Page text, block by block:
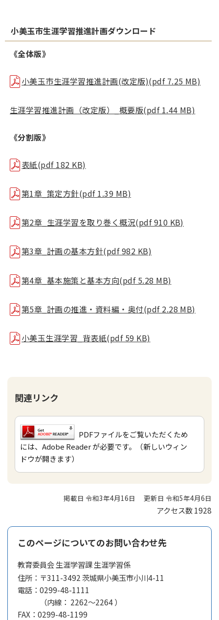
小美玉市生涯学習推進計画ダウンロード
《全体版》
小美玉市生涯学習推進計画(改定版)(pdf 7.25 MB)
生涯学習推進計画（改定版）_概要版(pdf 1.44 MB)
《分割版》
表紙(pdf 182 KB)
第1章_策定方針(pdf 1.39 MB)
第2章_生涯学習を取り巻く概況(pdf 910 KB)
第3章_計画の基本方針(pdf 982 KB)
第4章_基本施策と基本方向(pdf 5.28 MB)
第5章_計画の推進・資料編・奥付(pdf 2.28 MB)
小美玉生涯学習_背表紙(pdf 59 KB)
関連リンク
PDFファイルをご覧いただくため
には、Adobe Reader が必要です。（新しいウィン
ドウが開きます）
掲載日 令和3年4月16日 更新日 令和5年4月6日
アクセス数1928
このページについてのお問い合わせ先
教育委員会 生涯学習課 生涯学習係
住所： 〒311-3492 茨城県小美玉市小川4-11
電話： 0299-48-1111
（内線 ： 2262～2264）
FAX： 0299-48-1199